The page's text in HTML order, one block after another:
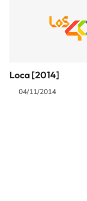
Loca [2014]
04/11/2014